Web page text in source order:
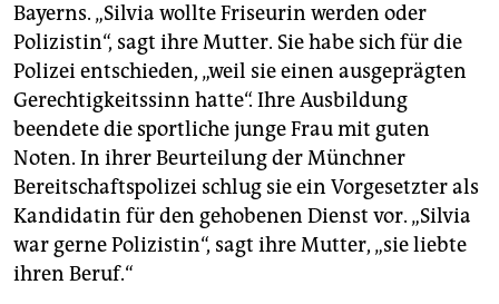
Bayerns. „Silvia wollte Friseurin werden oder
Polizistin“, sagt ihre Mutter. Sie habe sich für die
Polizei entschieden, „weil sie einen ausgeprägten
Gerechtigkeitssinn hatte“. Ihre Ausbildung
beendete die sportliche junge Frau mit guten
Noten. In ihrer Beurteilung der Münchner
Bereitschaftspolizei schlug sie ein Vorgesetzter als
Kandidatin für den gehobenen Dienst vor. „Silvia
war gerne Polizistin“, sagt ihre Mutter, „sie liebte
ihren Beruf.“